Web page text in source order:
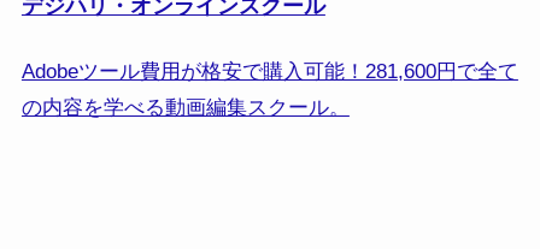
デジハリ・オンラインスクール
Adobeツール費用が格安で購入可能！281,600円で全て
の内容を学べる動画編集スクール。